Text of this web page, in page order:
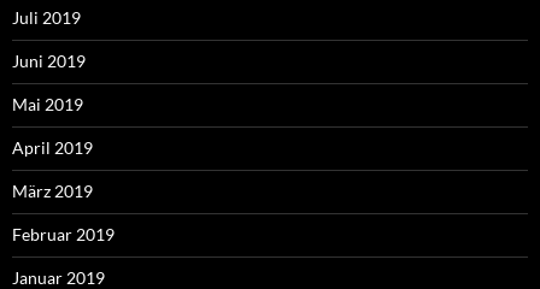
Juli 2019
Juni 2019
Mai 2019
April 2019
März 2019
Februar 2019
Januar 2019